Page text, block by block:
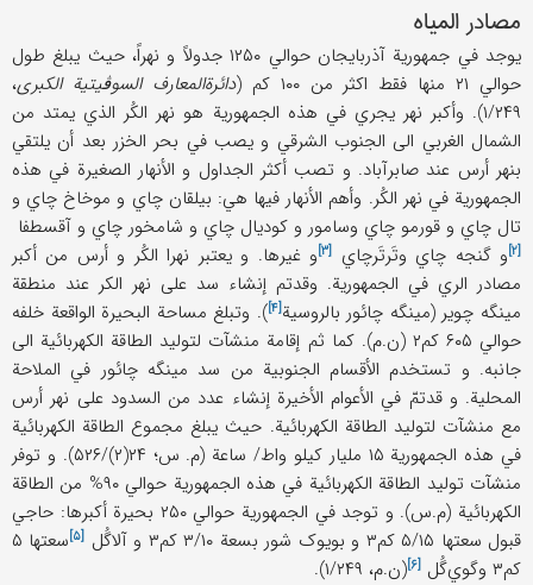
مصادر المیاه
یوجد في جمهوریة آذربایجان حوالي ۱۲۵۰ جدولاً و نهراً، حیث یبلغ طول
حوالي ۲۱ منها فقط اکثر من ۱۰۰ کم (
دائرة‌المعارف السوڤیتیة الکبری،
۱/۲۴۹). وأکبر نهر یجري في هذه الجمهوریة هو نهر الکُر الذي یمتد من
الشمال الغربي الی الجنوب الشرقي و یصب في بحر الخزر بعد أن یلتقي
بنهر أرس عند صابرآباد. و تصب أکثر الجداول و الأنهار الصغیرة في هذه
الجمهوریة في نهر الکُر. وأهم الأنهار فیها هي: بیلقان چاي و موخاخ چاي و
تال چاي و قورمو چاي وسامور و کودیال چاي و شامخور چاي و آقسطفا
[۲] و گنجه چاي وتَرتَرچاي [۳] و غیرها. و یعتبر نهرا الکُر و أرس من أکبر
مصادر الري ‌في الجمهوریة. وقدتم إنشاء سد علی نهر الکر عند منطقة
مینگه چویر (مینگه چائور بالروسیة[۴] ). وتبلغ مساحة البحیرة الواقعة خلفه
حوالي ۶۰۵ کم۲ (ن.م). کما ثم إقامة منشآت لتولید الطاقة الکهربائیة الی
جانبه. و تستخدم الأقسام الجنوبیة من سد مینگه چائور في الملاحة
المحلیة. و قدتمّ في الأعوام الأخیرة إنشاء عدد من السدود علی نهر أرس
مع منشآت لتولید الطاقة الکهربائیة. حیث یبلغ مجموع الطاقة الکهربائیة
في هذه الجمهوریة ۱۵ ملیار کیلو واط/ ساعة (م. س؛ ۲۴(۲)/۵۲۶). و توفر
منشآت تولید الطاقة الکهربائیة في هذه الجمهوریة حوالي ۹۰% من الطاقة
الکهربائیة (م.س). و توجد في الجمهوریة حوالي ۲۵۰ بحیرة أکبرها: حاجي
قبول سعتها ۵/۱۵ کم۳ و بویوک شور بسعة ۳/۱۰ کم۳ و
آلاگُل [۵]
سعتها ۵
کم۳
وگوي‌گُل [۶] (ن.م، ۱/۲۴۹).